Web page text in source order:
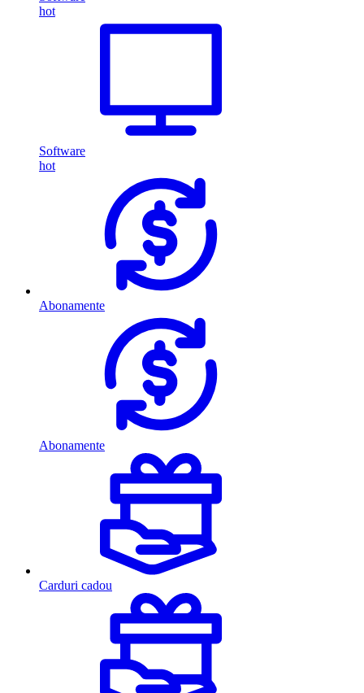
hot
Software
hot
Abonamente
Abonamente
Carduri cadou